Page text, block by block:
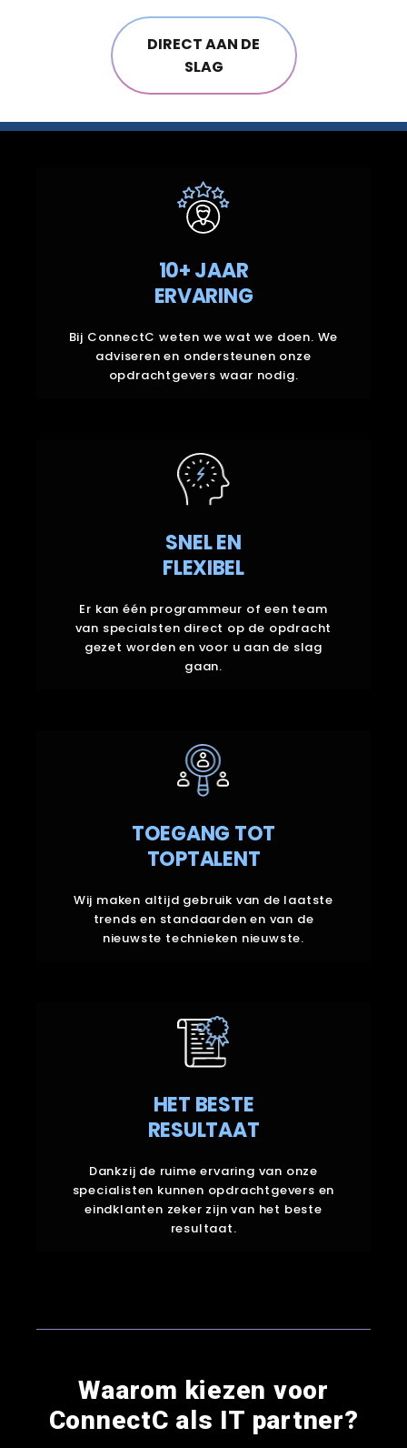
DIRECT AAN DE
SLAG
10+ JAAR
ERVARING
Bij ConnectC weten we wat we doen. We
adviseren en ondersteunen onze
opdrachtgevers waar nodig.
10+ JAAR
ERVARING
Bij ConnectC weten we wat we doen. We
adviseren en ondersteunen onze
SNEL EN
FLEXIBEL
Er kan één programmeur of een team
van specialsten direct op de opdracht
gezet worden en voor u aan de slag
gaan.
SNEL EN
FLEXIBEL
Er kan één programmeur of een team
van specialsten direct op de opdracht
gaan.
TOEGANG TOT
TOPTALENT
Wij maken altijd gebruik van de laatste
trends en standaarden en van de
nieuwste technieken nieuwste.
TOEGANG TOT
TOPTALENT
Wij maken altijd gebruik van de laatste
trends en standaarden en van de
HET BESTE
RESULTAAT
Dankzij de ruime ervaring van onze
specialisten kunnen opdrachtgevers en
eindklanten zeker zijn van het beste
resultaat.
HET BESTE
RESULTAAT
Dankzij de ruime ervaring van onze
specialisten kunnen opdrachtgevers en
resultaat.
Waarom kiezen voor
ConnectC als IT partner?